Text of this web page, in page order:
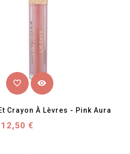
favorite_border visibility
Crayon À Lèvres - Pink Aura
Prix
12,50 €